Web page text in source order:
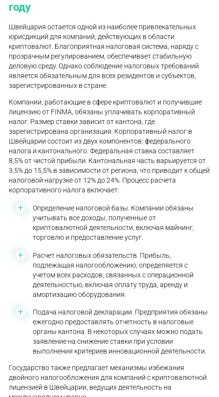
году
Швейцария остается одной из наиболее привлекательных
юрисдикций для компаний, действующих в области
криптовалют. Благоприятная налоговая система, наряду с
прозрачным регулированием, обеспечивает стабильную
деловую среду. Однако соблюдение налоговых требований
является обязательным для всех резидентов и субъектов,
зарегистрированных в стране.
Компании, работающие в сфере криптовалют и получившие
лицензию от FINMA, обязаны уплачивать корпоративный
налог. Размер ставки зависит от кантона, где
зарегистрирована организация. Корпоративный налог в
Швейцарии состоит из двух компонентов: федерального
налога и кантонального. Федеральная ставка составляет
8,5% от чистой прибыли. Кантональная часть варьируется от
3,5% до 15,5% в зависимости от региона, что приводит к общей
налоговой нагрузке от 12% до 24%. Процесс расчета
корпоративного налога включает:
Определение налоговой базы. Компании обязаны
учитывать все доходы, полученные от
криптовалютной деятельности, включая майнинг,
торговлю и предоставление услуг.
Расчет налоговых обязательств. Прибыль,
подлежащая налогообложению, определяется с
учетом всех расходов, связанных с операционной
деятельностью, включая оплату труда, аренду и
амортизацию оборудования.
Подача налоговой декларации. Предприятия обязаны
ежегодно предоставлять отчетность в налоговые
органы кантона. В некоторых случаях можно подать
заявление на снижение ставки при условии
выполнения критериев инновационной деятельности.
Государство также предлагает механизмы избежания
двойного налогообложения для компаний с криптовалютной
лицензией в Швейцарии, ведущих деятельность на